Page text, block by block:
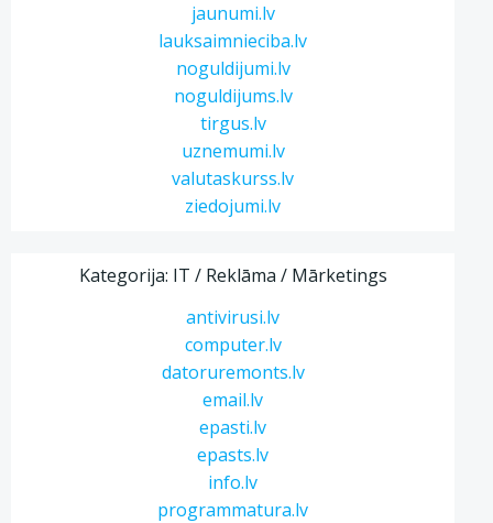
jaunumi.lv
lauksaimnieciba.lv
noguldijumi.lv
noguldijums.lv
tirgus.lv
uznemumi.lv
valutaskurss.lv
ziedojumi.lv
Kategorija: IT / Reklāma / Mārketings
antivirusi.lv
computer.lv
datoruremonts.lv
email.lv
epasti.lv
epasts.lv
info.lv
programmatura.lv